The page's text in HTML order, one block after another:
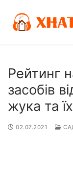
вмісту
Рейтинг
засобів
жука та
02.07.2021